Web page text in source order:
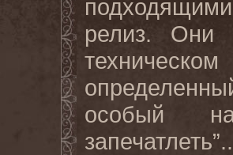
релиз. Они
особый